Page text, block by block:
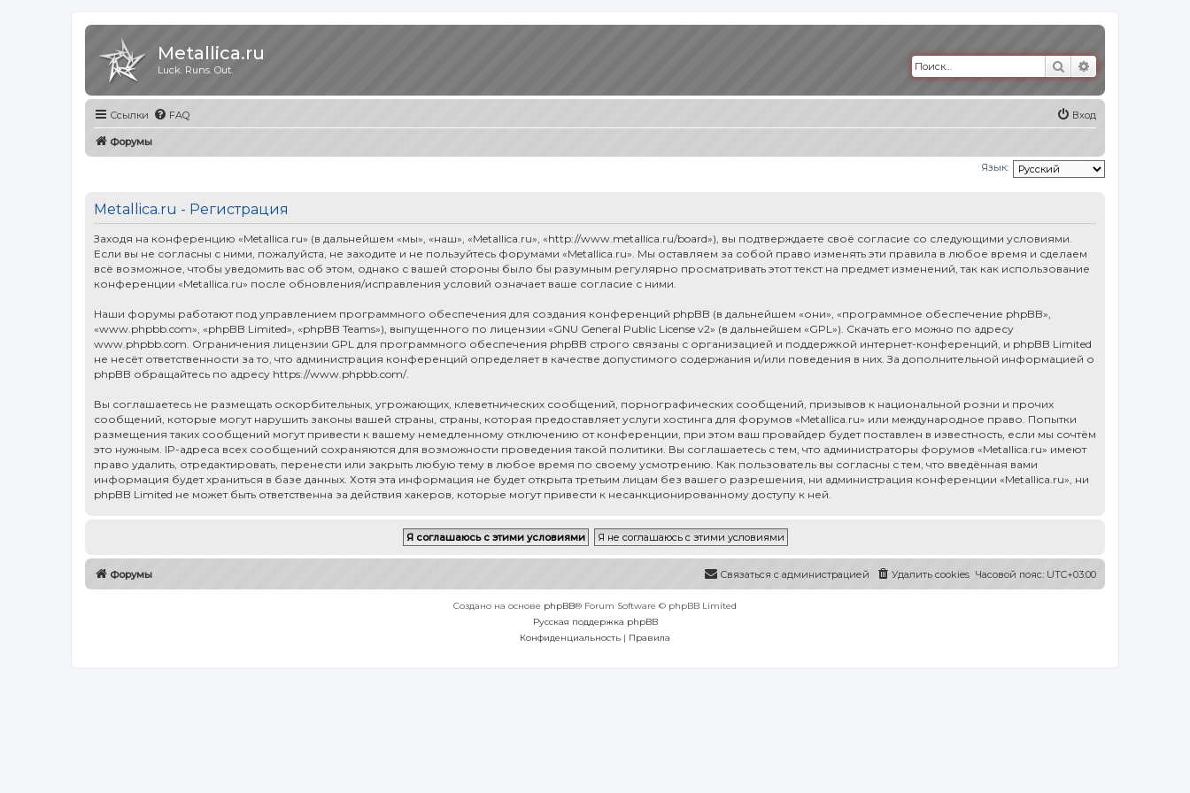
Metallica.ru
Luck. Runs. Out. Поиск
Ссылки FAQ Вход
Форумы
Язык:
Metallica.ru - Регистрация
Заходя на конференцию «Metallica.ru» (в дальнейшем «мы», «наш», «Metallica.ru», «http://www.metallica.ru/board»), вы подтверждаете своё согласие со следующими условиями.
Если вы не согласны с ними, пожалуйста, не заходите и не пользуйтесь форумами «Metallica.ru». Мы оставляем за собой право изменять эти правила в любое время и сделаем
всё возможное, чтобы уведомить вас об этом, однако с вашей стороны было бы разумным регулярно просматривать этот текст на предмет изменений, так как использование
конференции «Metallica.ru» после обновления/исправления условий означает ваше согласие с ними.
Наши форумы работают под управлением программного обеспечения для создания конференций phpBB (в дальнейшем «они», «программное обеспечение phpBB»,
«www.phpbb.com», «phpBB Limited», «phpBB Teams»), выпущенного по лицензии «GNU General Public License v2» (в дальнейшем «GPL»). Скачать его можно по адресу
www.phpbb.com. Ограничения лицензии GPL для программного обеспечения phpBB строго связаны с организацией и поддержкой интернет-конференций, и phpBB Limited
не несёт ответственности за то, что администрация конференций определяет в качестве допустимого содержания и/или поведения в них. За дополнительной информацией о
phpBB обращайтесь по адресу https://www.phpbb.com/.
Вы соглашаетесь не размещать оскорбительных, угрожающих, клеветнических сообщений, порнографических сообщений, призывов к национальной розни и прочих
сообщений, которые могут нарушить законы вашей страны, страны, которая предоставляет услуги хостинга для форумов «Metallica.ru» или международное право. Попытки
размещения таких сообщений могут привести к вашему немедленному отключению от конференции, при этом ваш провайдер будет поставлен в известность, если мы сочтём
это нужным. IP-адреса всех сообщений сохраняются для возможности проведения такой политики. Вы соглашаетесь с тем, что администраторы форумов «Metallica.ru» имеют
право удалить, отредактировать, перенести или закрыть любую тему в любое время по своему усмотрению. Как пользователь вы согласны с тем, что введённая вами
информация будет храниться в базе данных. Хотя эта информация не будет открыта третьим лицам без вашего разрешения, ни администрация конференции «Metallica.ru», ни
phpBB Limited не может быть ответственна за действия хакеров, которые могут привести к несанкционированному доступу к ней.
Форумы Часовой пояс: UTC+03:00
Удалить cookies
Связаться с администрацией
Создано на основе phpBB® Forum Software © phpBB Limited
Русская поддержка phpBB
Конфиденциальность | Правила